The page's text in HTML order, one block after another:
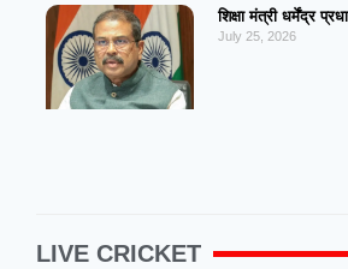
शिक्षा मंत्री धर्मेंद्र
July 25, 2026
LIVE CRICKET